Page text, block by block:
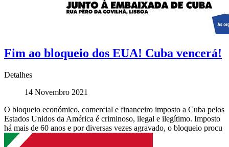
Fim ao bloqueio dos EUA! Cuba vencerá!
Detalhes
14 Novembro 2021
O bloqueio económico, comercial e financeiro imposto a Cuba pelos
Estados Unidos da América é criminoso, ilegal e ilegítimo. Imposto
há mais de 60 anos e por diversas vezes agravado, o bloqueio procu